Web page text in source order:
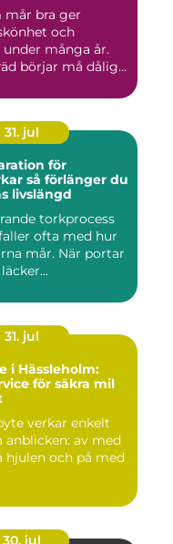
mår bra ger
och
många år.
börjar må dåligt
31. jul
för
du
livslängd
torkprocess
ofta med hur
mår. När portar
31. jul
i Hässleholm:
för säkra mil
verkar enkelt
anblicken: av med
hjulen och på med
30. jul